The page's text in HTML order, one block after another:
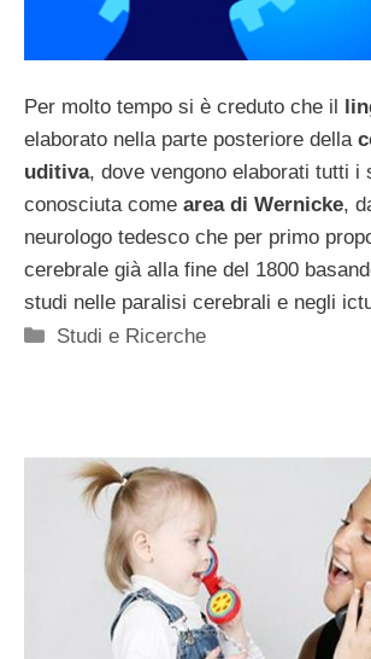
Per molto tempo si è creduto che il
elaborato nella parte posteriore della
uditiva, dove vengono elaborati tutti i
conosciuta come area di Wernicke,
neurologo tedesco che per primo
cerebrale già alla fine del 1800
studi nelle paralisi cerebrali e negli
Categorie
Studi e Ricerche